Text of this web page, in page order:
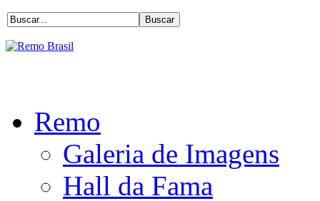
Remo
Galeria de Imagens
Hall da Fama